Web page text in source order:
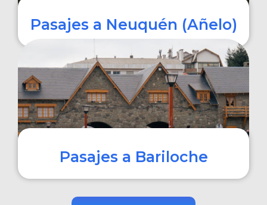
Pasajes a Neuquén (Añelo)
COMPRAR
Pasajes a Bariloche
COMPRAR